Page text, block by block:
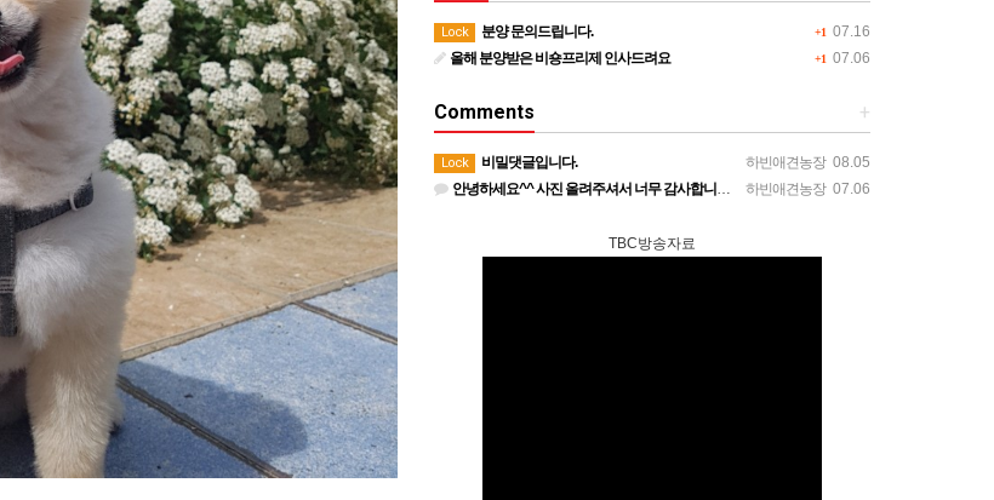
+1 07.16
Lock 분양 문의드립니다.
+1 07.06
올해 분양받은 비숑프리제 인사드려요
+
Comments
하빈애견농장 08.05
Lock
비밀댓글입니다.
하빈애견농장 07.06
안녕하세요^^ 사진 올려주셔서 너무 감사합니다. 강아지도 너무 행복해보이네요 늘 행복하시길 바랍니다! 감사합…
TBC방송자료